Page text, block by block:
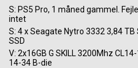
S: PS5 Pro, 1 måned gammel.
intet
S: 4 x Seagate Nytro 3332 3,84 TB
SSD
V: 2x16GB G SKILL 3200Mhz
14-34 B-die